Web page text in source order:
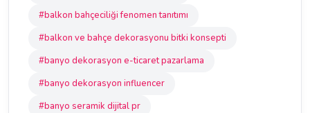
#balkon bahçeciliği fenomen tanıtımı
#balkon ve bahçe dekorasyonu bitki konsepti
#banyo dekorasyon e-ticaret pazarlama
#banyo dekorasyon influencer
#banyo seramik dijital pr